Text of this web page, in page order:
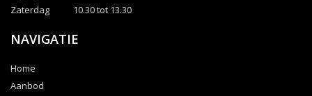
Zaterdag
10.30 tot 13.30
NAVIGATIE
Home
Aanbod